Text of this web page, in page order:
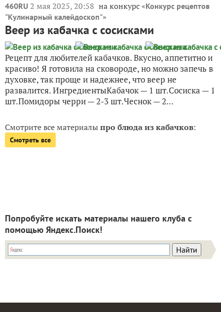
460RU 2 мая 2025, 20:58 на конкурс «Конкурс рецептов
"Кулинарный калейдоскоп"»
Веер из кабачка с сосисками
Рецепт для любителей кабачков. Вкусно, аппетитно и
красиво! Я готовила на сковороде, но можно запечь в
духовке, так проще и надежнее, что веер не
развалится. ИнгредиентыКабачок — 1 шт.Сосиска — 1
шт.Помидоры черри — 2-3 шт.Чеснок — 2...
Смотрите все материалыпро блюда из кабачков:
Смотреть все
Попробуйте искать материалы нашего клуба с
помощью Яндекс.Поиск!